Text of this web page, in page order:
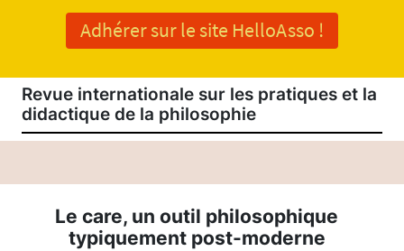
Adhérer sur le site HelloAsso !
Revue internationale sur les pratiques et la
didactique de la philosophie
Le care, un outil philosophique
typiquement post-moderne